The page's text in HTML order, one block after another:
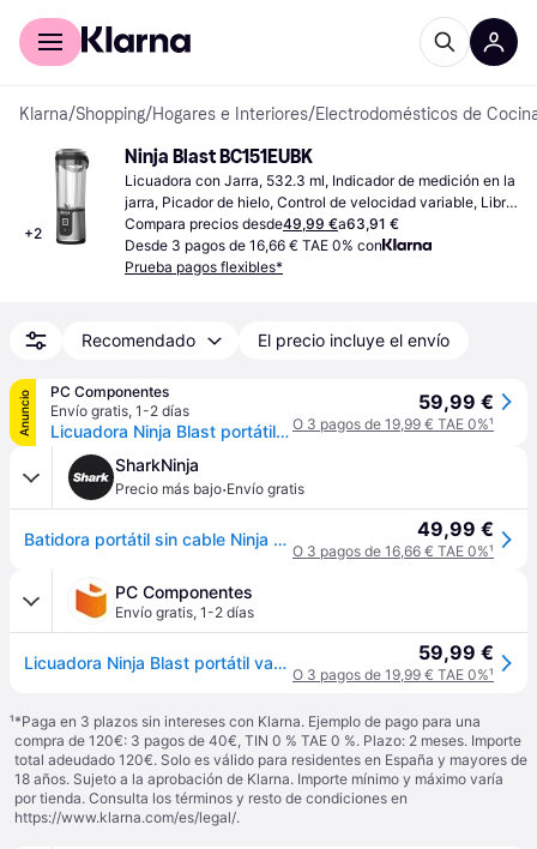
Comprar con Klarna
Klarna/Shopping/Hogares e Interiores/Electrodomésticos de
+2
Ninja Blast BC151EUBK
Licuadora con Jarra, 532.3 ml, Indicador de medición en la
jarra, Picador de hielo, Control de velocidad variable, Libre
de BPA
Compara precios desde49,99 €a63,91 €
Desde 3 pagos de 16,66 € TAE 0% con
Prueba pagos flexibles*
Recomendado El precio incluye el envío
Anuncio
PC Componentes
Envío gratis, 1-2 días
Licuadora Ninja Blast portátil vaso 530 ml negra batería y picahielos
59,99 €
O 3 pagos de 19,99 € TAE 0%¹
SharkNinja
Precio más bajo·Envío gratis
Batidora portátil sin cable Ninja Blast en Negro | BC151EUBK | de SharkNinja 49,99 €
O 3 pagos de 16,66 € TAE 0%¹
PC Componentes
Envío gratis, 1-2 días
Licuadora Ninja Blast portátil vaso 530 ml negra batería y picahielos 59,99 €
O 3 pagos de 19,99 € TAE 0%¹
¹*Paga en 3 plazos sin intereses con Klarna. Ejemplo de pago para una
compra de 120€: 3 pagos de 40€, TIN 0 % TAE 0 %. Plazo: 2 meses. Importe
total adeudado 120€. Solo es válido para residentes en España y mayores de
18 años. Sujeto a la aprobación de Klarna. Importe mínimo y máximo varía
por tienda. Consulta los términos y resto de condiciones en
https://www.klarna.com/es/legal/.